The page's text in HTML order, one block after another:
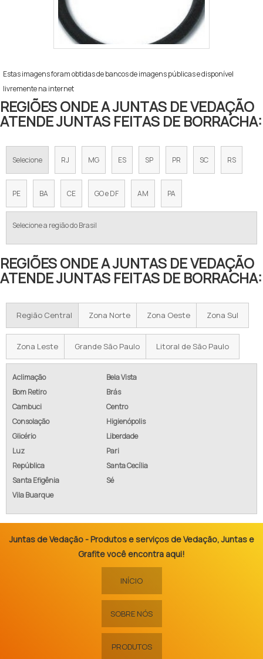
Estas imagens foram obtidas de bancos de imagens públicas e disponível
livremente na internet
REGIÕES ONDE A JUNTAS DE VEDAÇÃO
ATENDE JUNTAS FEITAS DE BORRACHA:
Selecione RJ MG ES SP PR SC RS
PE BA CE GO e DF AM PA
Selecione a região do Brasil
REGIÕES ONDE A JUNTAS DE VEDAÇÃO
ATENDE JUNTAS FEITAS DE BORRACHA:
Região Central Zona Norte Zona Oeste Zona Sul
Zona Leste Grande São Paulo Litoral de São Paulo
Aclimação
Bela Vista
Bom Retiro
Brás
Cambuci
Centro
Consolação
Higienópolis
Glicério
Liberdade
Luz
Pari
República
Santa Cecília
Santa Efigênia
Sé
Vila Buarque
Juntas de Vedação - Produtos e serviços de Vedação, Juntas e
Grafite você encontra aqui!
INÍCIO
SOBRE NÓS
PRODUTOS